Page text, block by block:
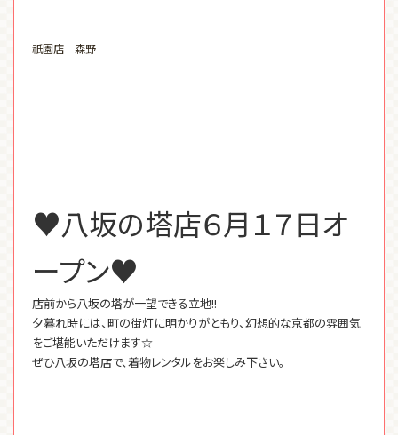
祇園店 森野
♥八坂の塔店６月１７日オ
ープン♥
店前から八坂の塔が一望できる立地!!
夕暮れ時には、町の街灯に明かりがともり、幻想的な京都の雰囲気
をご堪能いただけます☆
ぜひ八坂の塔店で、着物レンタルをお楽しみ下さい。